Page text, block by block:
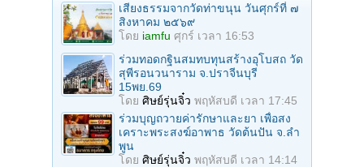
เสียงธรรมจากวัดท่าขนุน วันศุกร์ที่ ๗
สิงหาคม ๒๕๖๙
โดย iamfu ศุกร์ เวลา 16:53
ร่วมทอดกฐินสมทบทุนสร้างอุโบสถ วัด
สุพีรอนวนาราม จ.ปราจีนบุรี
15พย.69
โดย ศิษย์รุ่นจิ๋ว พฤหัสบดี เวลา 17:45
ร่วมบุญถวายค่ารักษาและยา เพื่อสง
เคราะพระสงฆ์อาพาธ วัดต้นปัน จ.ลํา
พูน
โดย ศิษย์รุ่นจิ๋ว พฤหัสบดี เวลา 14:14